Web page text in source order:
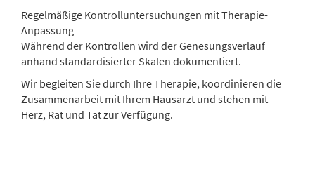
Regelmäßige Kontrolluntersuchungen mit Therapie-
Anpassung
Während der Kontrollen wird der Genesungsverlauf
anhand standardisierter Skalen dokumentiert.
Wir begleiten Sie durch Ihre Therapie, koordinieren die
Zusammenarbeit mit Ihrem Hausarzt und stehen mit
Herz, Rat und Tat zur Verfügung.